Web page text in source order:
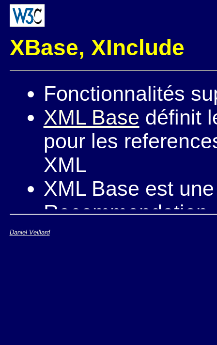
XBase, XInclude
Fonctionnalités
XML Base définit
pour les
XML
XML Base est
Recommendation
XInclude
Daniel Veillard